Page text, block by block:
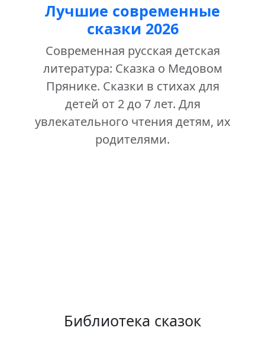
Лучшие современные
сказки 2026
Современная русская детская
литература: Сказка о Медовом
Прянике. Сказки в стихах для
детей от 2 до 7 лет. Для
увлекательного чтения детям, их
родителями.
Библиотека сказок